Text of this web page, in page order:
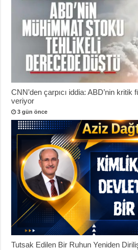
CNN’den çarpıcı iddia: ABD’nin kritik
veriyor
3 gün önce
Tutsak Edilen Bir Ruhun Yeniden